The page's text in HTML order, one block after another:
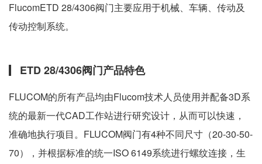
FlucomETD 28/4306阀门主要应用于机械、车辆、传动及
传动控制系统。
ETD 28/4306阀门产品特色
FLUCOM的所有产品均由Flucom技术人员使用并配备3D系
统的最新一代CAD工作站进行研究设计，从而可以快速，
准确地执行项目。FLUCOM阀门有4种不同尺寸（20-30-50-
70），并根据标准的统一ISO 6149系统进行螺纹连接，生